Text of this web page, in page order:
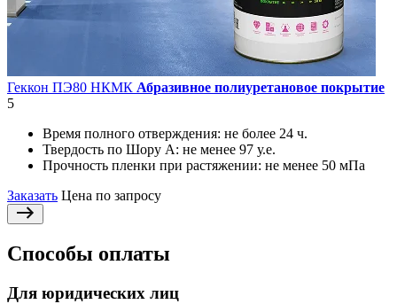
Геккон ПЭ80 НКМК Абразивное полиуретановое покрытие
5
Время полного отверждения: не более 24 ч.
Твердость по Шору А: не менее 97 у.е.
Прочность пленки при растяжении: не менее 50 мПа
Заказать Цена по запросу
Способы оплаты
Для юридических лиц